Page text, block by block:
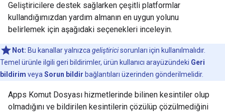
Geliştiricilere destek sağlarken çeşitli platformlar
kullandığımızdan yardım almanın en uygun yolunu
belirlemek için aşağıdaki seçenekleri inceleyin.
Not: Bu kanallar yalnızca geliştiricisorunları için kullanılmalıdır.
Temel ürünle ilgili geri bildirimler, ürün kullanıcı arayüzündeki Geri
bildirim veya Sorun bildir bağlantıları üzerinden gönderilmelidir.
Apps Komut Dosyası hizmetlerinde bilinen kesintiler olup
olmadığını ve bildirilen kesintilerin çözülüp çözülmediğini